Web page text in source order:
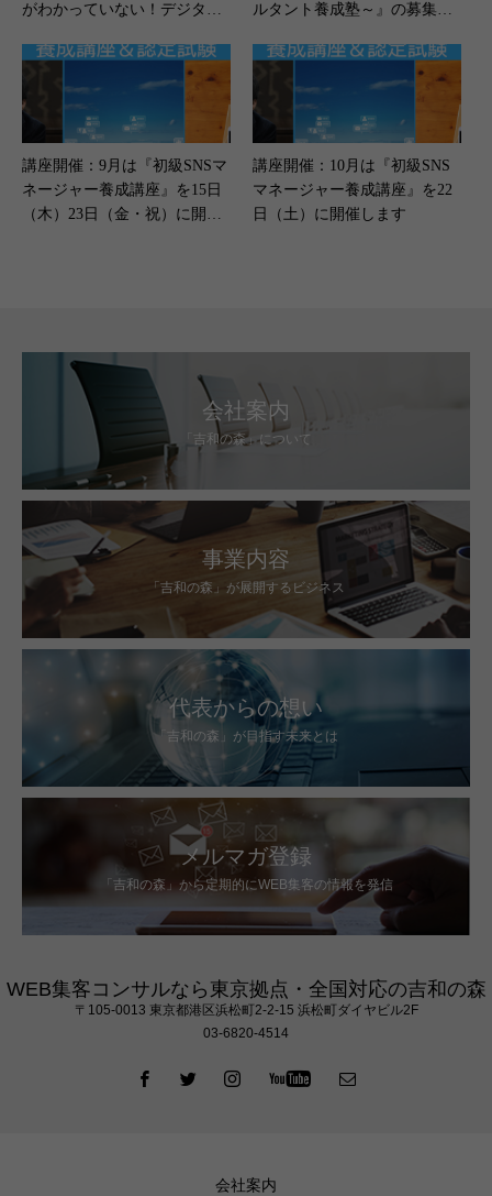
がわかっていない！デジタル
024年4月30日（火）開催＞
ルタント養成塾～』の募集を4
た
講座開催：9月は『初級SNSマ
ネージャー養成講座』を15日
（木）23日（金・祝）に開催
講座開催：10月は『初級SNS
マネージャー養成講座』を22
日（土）に開催します
会社案内
「吉和の森」について
事業内容
「吉和の森」が展開するビジネス
代表からの想い
「吉和の森」が目指す未来とは
メルマガ登録
「吉和の森」から定期的にWEB集客の情報を発信
WEB集客コンサルなら東京拠点・全国対応の吉和の森
〒105‐0013 東京都港区浜松町2-2-15 浜松町ダイヤビル2F
03-6820-4514
会社案内